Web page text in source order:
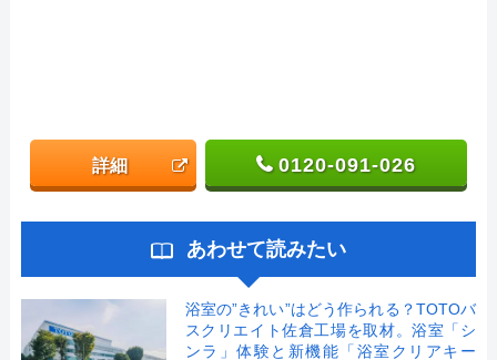
詳細 0120-091-026
あわせて読みたい
浴室の”きれい”はどう作られる？TOTOバ
スクリエイト佐倉工場を取材。浴室「シ
ンラ」体験と新機能「浴室クリアキー